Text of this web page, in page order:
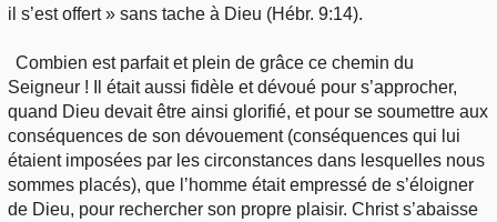
il s’est offert » sans tache à Dieu (Hébr. 9:14).
Combien est parfait et plein de grâce ce chemin du
Seigneur ! Il était aussi fidèle et dévoué pour s’approcher,
quand Dieu devait être ainsi glorifié, et pour se soumettre aux
conséquences de son dévouement (conséquences qui lui
étaient imposées par les circonstances dans lesquelles nous
sommes placés), que l’homme était empressé de s’éloigner
de Dieu, pour rechercher son propre plaisir. Christ s’abaisse